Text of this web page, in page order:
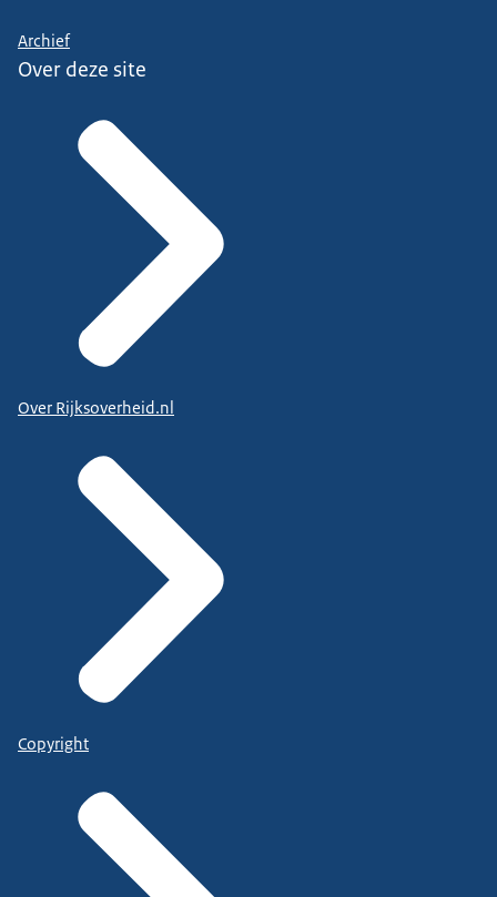
Archief
Over deze site
Over Rijksoverheid.nl
Copyright